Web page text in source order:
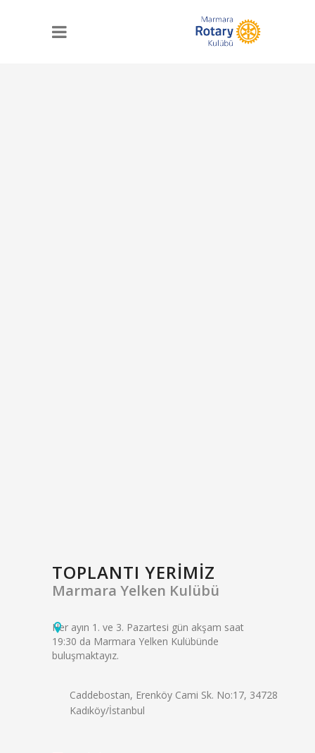
TOPLANTI YERIMIZ
Marmara Yelken Kulübü
Her ayın 1. ve 3. Pazartesi gün akşam saat
19:30 da Marmara Yelken Kulübünde
buluşmaktayız.
Caddebostan, Erenköy Cami Sk. No:17, 34728
Kadıköy/İstanbul